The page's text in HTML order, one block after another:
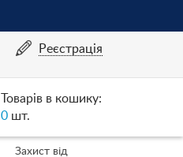
Реєстрація
Товарів в кошику:
0 шт.
Захист від